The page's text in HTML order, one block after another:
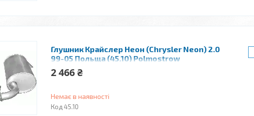
Глушник Крайслер Неон (Chrysler Neon) 2.0
99-05 Польща (45.10) Polmostrow
алюминизированный
2 466 ₴
Немає в наявності
45.10